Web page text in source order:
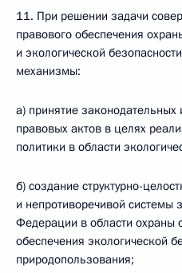
11. При решении задачи
правового обеспечения
и экологической
механизмы:
а) принятие
правовых актов в целях
политики в области
б) создание структурно-
и непротиворечивой системы
Федерации в области
обеспечения экологической
природопользования;